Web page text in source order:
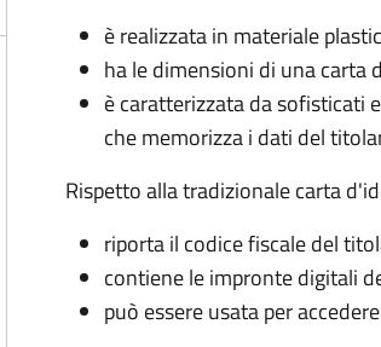
è realizzata in materiale
ha le dimensioni di una carta
è caratterizzata da sofisticati
che memorizza i dati del
Rispetto alla tradizionale carta
riporta il codice fiscale del
contiene le impronte digitali
può essere usata per